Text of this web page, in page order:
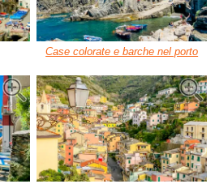
Case colorate e barche nel porto